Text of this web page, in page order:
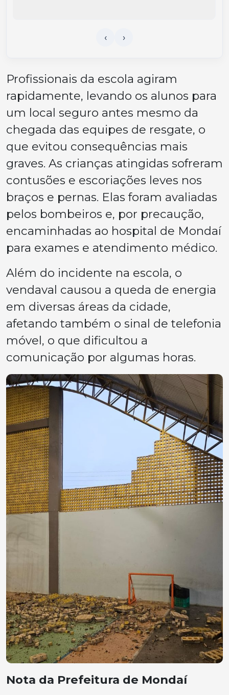
Profissionais da escola agiram
rapidamente, levando os alunos para
um local seguro antes mesmo da
chegada das equipes de resgate, o
que evitou consequências mais
graves. As crianças atingidas sofreram
contusões e escoriações leves nos
braços e pernas. Elas foram avaliadas
pelos bombeiros e, por precaução,
encaminhadas ao hospital de Mondaí
para exames e atendimento médico.
Além do incidente na escola, o
vendaval causou a queda de energia
em diversas áreas da cidade,
afetando também o sinal de telefonia
móvel, o que dificultou a
comunicação por algumas horas.
Nota da Prefeitura de Mondaí